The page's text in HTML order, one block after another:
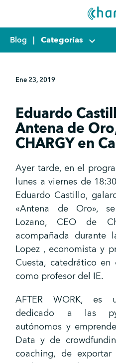
Blog | Categorías keyboard_arrow_down
Ene 23, 2019
Eduardo
Antena de
CHARGY en
Ayer tarde, en el
lunes a viernes de
Eduardo Castillo,
«Antena de Oro»,
Lozano, CEO de
acompañada durante
Lopez , economista y
Cuesta, catedrático
como profesor del IE.
AFTER WORK, es
dedicado a las
autónomos y
Data y de
coaching, de